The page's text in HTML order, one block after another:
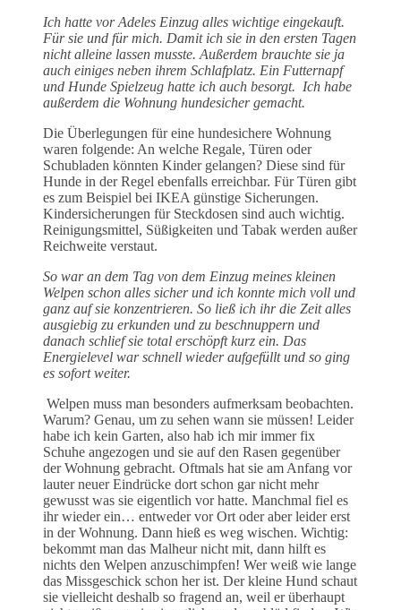
Ich hatte vor Adeles Einzug alles wichtige eingekauft.
Für sie und für mich. Damit ich sie in den ersten Tagen
nicht alleine lassen musste. Außerdem brauchte sie ja
auch einiges neben ihrem Schlafplatz. Ein Futternapf
und Hunde Spielzeug hatte ich auch besorgt. Ich habe
außerdem die Wohnung hundesicher gemacht.
Die Überlegungen für eine hundesichere Wohnung
waren folgende: An welche Regale, Türen oder
Schubladen könnten Kinder gelangen? Diese sind für
Hunde in der Regel ebenfalls erreichbar. Für Türen gibt
es zum Beispiel bei IKEA günstige Sicherungen.
Kindersicherungen für Steckdosen sind auch wichtig.
Reinigungsmittel, Süßigkeiten und Tabak werden außer
Reichweite verstaut.
So war an dem Tag von dem Einzug meines kleinen
Welpen schon alles sicher und ich konnte mich voll und
ganz auf sie konzentrieren. So ließ ich ihr die Zeit alles
ausgiebig zu erkunden und zu beschnuppern und
danach schlief sie total erschöpft kurz ein. Das
Energielevel war schnell wieder aufgefüllt und so ging
es sofort weiter.
Welpen muss man besonders aufmerksam beobachten.
Warum? Genau, um zu sehen wann sie müssen! Leider
habe ich kein Garten, also hab ich mir immer fix
Schuhe angezogen und sie auf den Rasen gegenüber
der Wohnung gebracht. Oftmals hat sie am Anfang vor
lauter neuer Eindrücke dort schon gar nicht mehr
gewusst was sie eigentlich vor hatte. Manchmal fiel es
ihr wieder ein… entweder vor Ort oder aber leider erst
in der Wohnung. Dann hieß es weg wischen. Wichtig:
bekommt man das Malheur nicht mit, dann hilft es
nichts den Welpen anzuschimpfen! Wer weiß wie lange
das Missgeschick schon her ist. Der kleine Hund schaut
sie vielleicht deshalb so fragend an, weil er überhaupt